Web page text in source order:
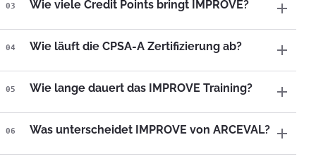
03 Wie viele Credit Points bringt IMPROVE?
04 Wie läuft die CPSA-A Zertifizierung ab?
05 Wie lange dauert das IMPROVE Training?
06 Was unterscheidet IMPROVE von ARCEVAL?